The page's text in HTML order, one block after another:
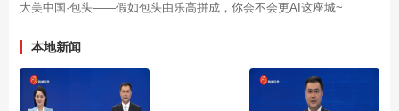
大美中国·包头——假如包头由乐高拼成，你会不会更AI这座城~
本地新闻